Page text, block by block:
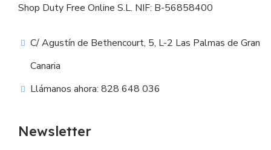
Shop Duty Free Online S.L. NIF: B-56858400
C/ Agustín de Bethencourt, 5, L-2 Las Palmas de Gran
Canaria
Llámanos ahora: 828 648 036
Newsletter